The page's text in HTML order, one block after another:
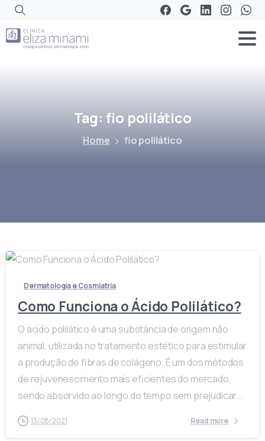
Tag: fio polilático
Home fio polilático
Dermatologia e Cosmiatria
Como Funciona o Ácido Polilático?
O ácido polilático é uma substância de origem não
animal, utilizada no tratamento estético para estimular
a produção de fibras de colágeno. É um dos métodos
de rejuvenescimento mais eficientes do mercado,
sendo absorvido ao longo do tempo sem prejudicar...
13/08/2021 Read more